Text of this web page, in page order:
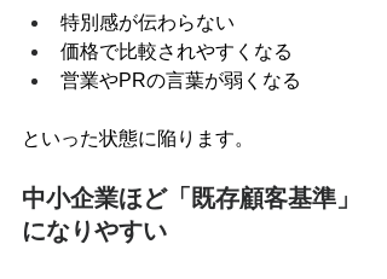
特別感が伝わらない
価格で比較されやすくなる
営業やPRの言葉が弱くなる
といった状態に陥ります。
中小企業ほど「既存顧客基準」
になりやすい